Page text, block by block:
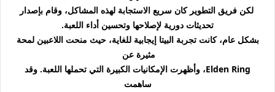
لكن فريق التطوير كان سريع الاستجابة لهذه المشاكل، وقام بإصدار
تحديثات دورية لإصلاحها وتحسين أداء اللعبة.
بشكل عام، كانت تجربة البيتا إيجابية للغاية، حيث منحت اللاعبين لمحة
مثيرة عن
Elden Ring، وأظهرت الإمكانيات الكبيرة التي تحملها اللعبة. وقد
ساهمت